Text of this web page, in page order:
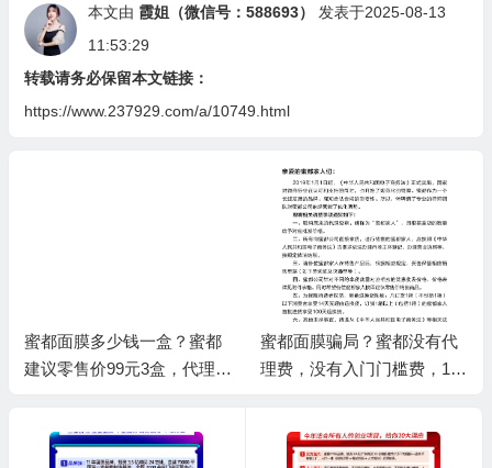
本文由 霞姐（微信号：588693）
发表于2025-08-13
11:53:29
转载请务必保留本文链接：
https://www.237929.com/a/10749.html
蜜都面膜多少钱一盒？蜜都
建议零售价99元3盒，代理批
蜜都面膜骗局？蜜都没有代
理费，没有入门门槛费，100